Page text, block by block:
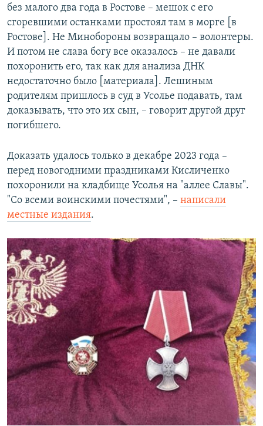
без малого два года в Ростове – мешок с его
сгоревшими останками простоял там в морге [в
Ростове]. Не Минобороны возвращало – волонтеры.
И потом не слава богу все оказалось – не давали
похоронить его, так как для анализа ДНК
недостаточно было [материала]. Лешиным
родителям пришлось в суд в Усолье подавать, там
доказывать, что это их сын, – говорит другой друг
погибшего.
Доказать удалось только в декабре 2023 года –
перед новогодними праздниками Кисличенко
похоронили на кладбище Усолья на "аллее Славы".
"Со всеми воинскими почестями", – написали
местные издания.